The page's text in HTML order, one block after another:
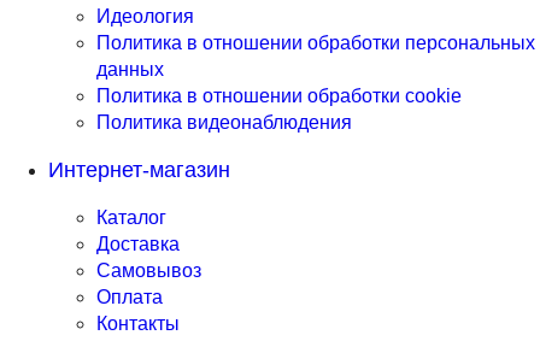
Идеология
Политика в отношении обработки персональных
данных
Политика в отношении обработки cookie
Политика видеонаблюдения
Интернет-магазин
Каталог
Доставка
Самовывоз
Оплата
Контакты